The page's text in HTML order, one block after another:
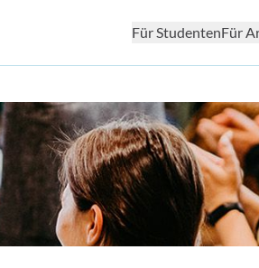
Für StudentenFür